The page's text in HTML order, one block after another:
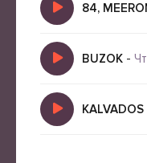
84,
BUZOK -
KALVADOS